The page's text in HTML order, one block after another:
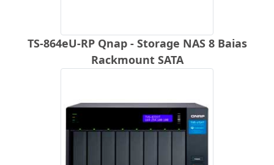
TS-864eU-RP Qnap - Storage NAS 8 Baias
Rackmount SATA